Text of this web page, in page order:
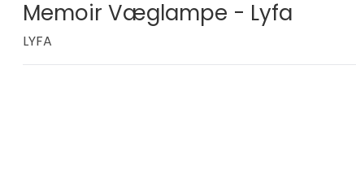
Memoir Væglampe - Lyfa
LYFA